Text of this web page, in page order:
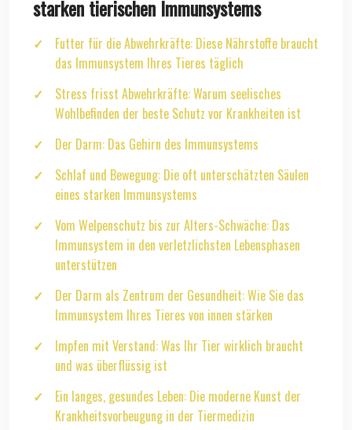
starken tierischen Immunsystems
Futter für die Abwehrkräfte: Diese Nährstoffe braucht
das Immunsystem Ihres Tieres täglich
Stress frisst Abwehrkräfte: Warum seelisches
Wohlbefinden der beste Schutz vor Krankheiten ist
Der Darm: Das Gehirn des Immunsystems
Schlaf und Bewegung: Die oft unterschätzten Säulen
eines starken Immunsystems
Vom Welpenschutz bis zur Alters-Schwäche: Das
Immunsystem in den verletzlichsten Lebensphasen
unterstützen
Der Darm als Zentrum der Gesundheit: Wie Sie das
Immunsystem Ihres Tieres von innen stärken
Impfen mit Verstand: Was Ihr Tier wirklich braucht
und was überflüssig ist
Ein langes, gesundes Leben: Die moderne Kunst der
Krankheitsvorbeugung in der Tiermedizin